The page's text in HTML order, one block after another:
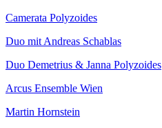
Camerata Polyzoides
Duo mit Andreas Schablas
Duo Demetrius & Janna Polyzoides
Arcus Ensemble Wien
Martin Hornstein